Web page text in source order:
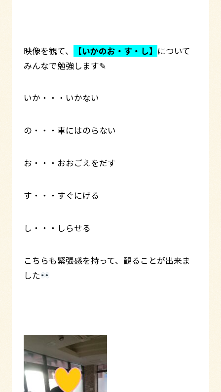
映像を観て、 【いかのお・す・し】 について
みんなで勉強します✎
いか・・・いかない
の・・・車にはのらない
お・・・おおごえをだす
す・・・すぐにげる
し・・・しらせる
こちらも緊張感を持って、観ることが出来ま
した